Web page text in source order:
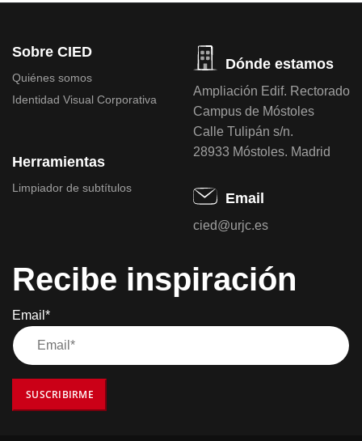
Sobre CIED
Quiénes somos
Identidad Visual Corporativa
Herramientas
Limpiador de subtítulos
Dónde estamos
Ampliación Edif. Rectorado
Campus de Móstoles
Calle Tulipán s/n.
28933 Móstoles. Madrid
Email
cied@urjc.es
Recibe inspiración
Email*
SUSCRIBIRME